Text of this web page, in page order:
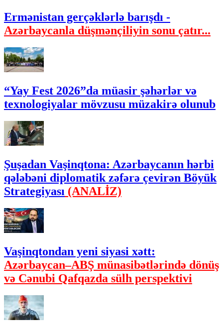
Ermənistan gerçəklərlə barışdı -
Azərbaycanla düşmənçiliyin sonu çatır...
“Yay Fest 2026”da müasir şəhərlər və
texnologiyalar mövzusu müzakirə olunub
Şuşadan Vaşinqtona: Azərbaycanın hərbi
qələbəni diplomatik zəfərə çevirən Böyük
Strategiyası (ANALİZ)
Vaşinqtondan yeni siyasi xətt:
Azərbaycan–ABŞ münasibətlərində dönüş
və Cənubi Qafqazda sülh perspektivi